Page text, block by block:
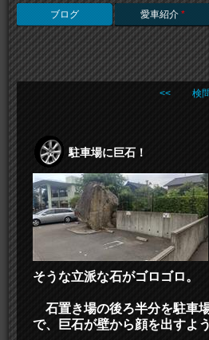
ブログ 愛車紹介 *
<< 検問
駐車場に巨石！
そうな立派な石がゴロゴロ。
石置き場の後ろ半分を駐車
で、巨石が壁から顔を出すよ